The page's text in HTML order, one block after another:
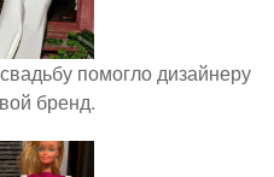
помогло дизайнеру
бренд.